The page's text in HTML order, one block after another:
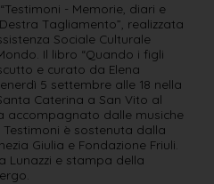
- Memorie, diari e
Tagliamento”, realizzata
Sociale Culturale
Il libro “Quando i figli
e curato da Elena
5 settembre alle 18 nella
Caterina a San Vito al
accompagnato dalle musiche
Testimoni è sostenuta dalla
Giulia e Fondazione Friuli.
Lunazzi e stampa della